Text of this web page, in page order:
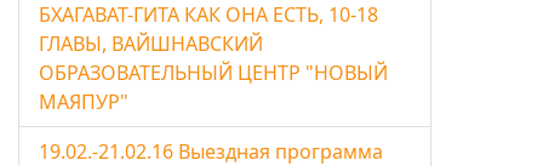
БХАГАВАТ-ГИТА КАК ОНА ЕСТЬ, 10-18
ГЛАВЫ, ВАЙШНАВСКИЙ
ОБРАЗОВАТЕЛЬНЫЙ ЦЕНТР "НОВЫЙ
МАЯПУР"
19.02.-21.02.16 Выездная программа